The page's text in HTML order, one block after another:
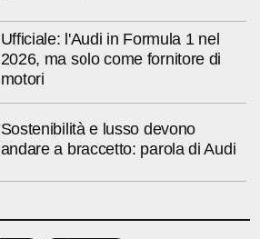
Ufficiale: l'Audi in Formula 1 nel
2026, ma solo come fornitore di
motori
Sostenibilità e lusso devono
andare a braccetto: parola di Audi